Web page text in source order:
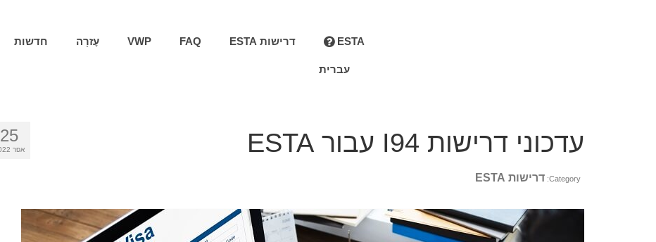
ESTA דרישות ESTA FAQ
VWP עֶזרָה חדשות
עברית
25
אפר 2022 עדכוני דרישות I94 עבור ESTA
Category: דרישות ESTA